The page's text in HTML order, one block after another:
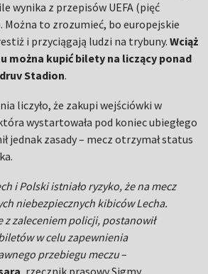
wynika z przepisów UEFA (pięć
to zrozumieć, bo europejskie
i przyciągają ludzi na trybuny.Wciąż
można kupić bilety na liczący ponad
Stadion.
liczyło, że zakupi wejściówki w
wystartowała pod koniec ubiegłego
jednak zasady – mecz otrzymał status
i Polski istniało ryzyko, że na mecz
niebezpiecznych kibiców Lecha.
z zaleceniem policji, postanowił
w celu zapewnienia
przebiegu meczu–